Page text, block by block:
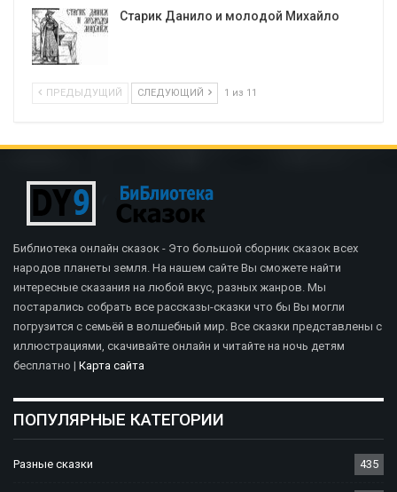
Старик Данило и молодой Михайло
ПРЕДЫДУЩИЙ СЛЕДУЮЩИЙ 1 из 11
Библиотека онлайн сказок - Это большой сборник сказок всех
народов планеты земля. На нашем сайте Вы сможете найти
интересные сказания на любой вкус, разных жанров. Мы
постарались собрать все рассказы-сказки что бы Вы могли
погрузится с семьёй в волшебный мир. Все сказки представлены с
иллюстрациями, скачивайте онлайн и читайте на ночь детям
бесплатно | Карта сайта
ПОПУЛЯРНЫЕ КАТЕГОРИИ
Разные сказки 435